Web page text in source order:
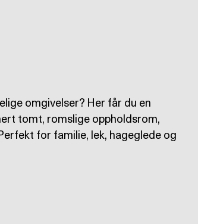
omgivelser? Her får du en
tomt, romslige oppholdsrom,
for familie, lek, hageglede og